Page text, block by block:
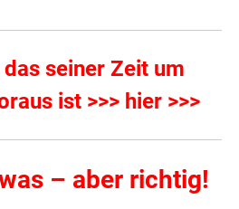
seiner Zeit um
ist >>> hier >>>
– aber richtig!